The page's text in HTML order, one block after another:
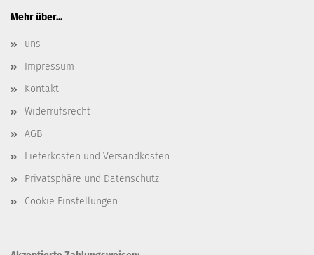
Mehr über...
uns
Impressum
Kontakt
Widerrufsrecht
AGB
Lieferkosten und Versandkosten
Privatsphäre und Datenschutz
Cookie Einstellungen